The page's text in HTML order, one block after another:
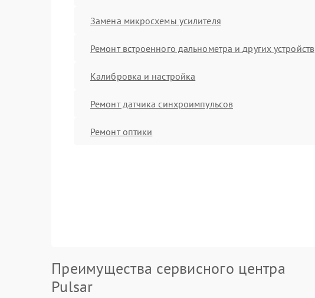
Замена микросхемы усилителя
Ремонт встроенного дальнометра и других устройств
Калибровка и настройка
Ремонт датчика синхроимпульсов
Ремонт оптики
Преимущества сервисного центра
Pulsar